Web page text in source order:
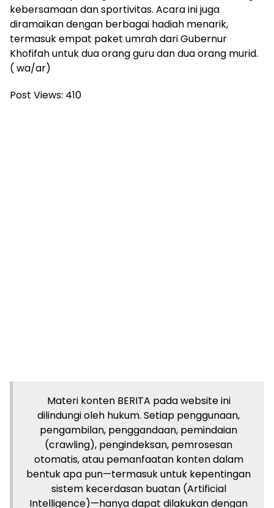
kebersamaan dan sportivitas. Acara ini juga
diramaikan dengan berbagai hadiah menarik,
termasuk empat paket umrah dari Gubernur
Khofifah untuk dua orang guru dan dua orang murid.
( wa/ar)
Post Views: 410
Ajak Guru dan Siswa Tolak Pungli
di Acara Jalan Sehat Kediri
Gubernur Khofifah
Pemkot Surabaya dan IDI Kawal Ketat Kasus
Kekerasan, Minta Pelaku Pemukulan Dokter
BDH Ditindak Tegas